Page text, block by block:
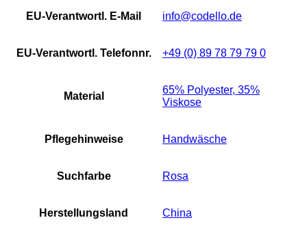
EU-Verantwortl. E-Mail info@codello.de
EU-Verantwortl. Telefonnr. +49 (0) 89 78 79 79 0
Material
65% Polyester, 35%
Viskose
Pflegehinweise Handwäsche
Suchfarbe Rosa
Herstellungsland China